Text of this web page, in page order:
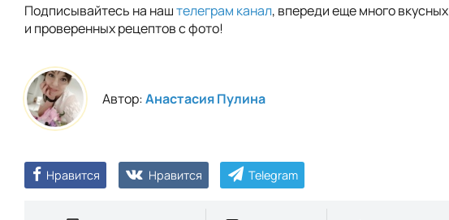
Подписывайтесь на наштелеграм канал, впереди еще много вкусных
и проверенных рецептов с фото!
Автор:Анастасия Пулина
Нравится Нравится Telegram